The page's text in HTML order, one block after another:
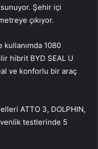
Şehir içi
çıkıyor.
1080
hibrit BYD SEAL U
ve konforlu bir araç
ATTO 3, DOLPHIN,
testlerinde 5